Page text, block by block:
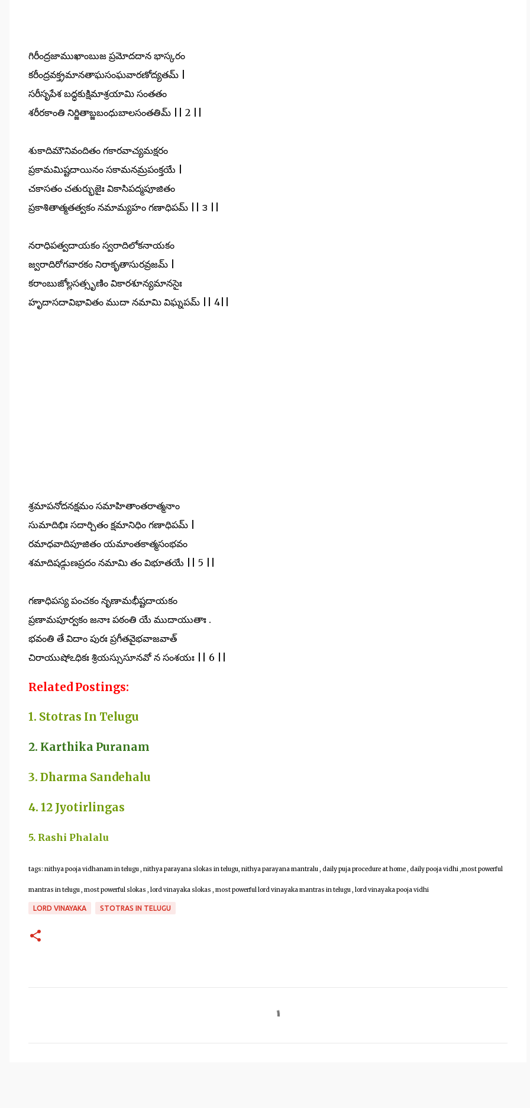
గిరీంద్రజాముఖాంబుజ ప్రమోదదాన భాస్కరం
కరీంద్రవక్త్రమానతాఘసంఘవారణోద్యతమ్ |
సరీసృపేశ బద్ధకుక్షిమాశ్రయామి సంతతం
శరీరకాంతి నిర్జితాబ్జబంధుబాలసంతతిమ్ || 2 ||
శుకాదిమౌనివందితం గకారవాచ్యమక్షరం
ప్రకామమిష్టదాయినం సకామనమ్రపంక్తయే |
చకాసతం చతుర్భుజైః వికాసిపద్మపూజితం
ప్రకాశితాత్మతత్వకం నమామ్యహం గణాధిపమ్ || ౩ ||
నరాధిపత్వదాయకం స్వరాదిలోకనాయకం
జ్వరాదిరోగవారకం నిరాకృతాసురవ్రజమ్ |
కరాంబుజోల్లసత్సృణిం వికారశూన్యమానసైః
హృదాసదావిభావితం ముదా నమామి విఘ్నపమ్ || 4||
శ్రమాపనోదనక్షమం సమాహితాంతరాత్మనాం
సుమాదిభిః సదార్చితం క్షమానిధిం గణాధిపమ్ |
రమాధవాదిపూజితం యమాంతకాత్మసంభవం
శమాదిషడ్గుణప్రదం నమామి తం విభూతయే || 5 ||
గణాధిపస్య పంచకం నృణామభీష్టదాయకం
ప్రణామపూర్వకం జనాః పఠంతి యే ముదాయుతాః .
భవంతి తే విదాం పురః ప్రగీతవైభవాజవాత్
చిరాయుషోఽధికః శ్రియస్సుసూనవో న సంశయః || 6 ||
Related Postings:
1. Stotras In Telugu
2. Karthika Puranam
3. Dharma Sandehalu
4. 12 Jyotirlingas
5. Rashi Phalalu
tags: nithya pooja vidhanam in telugu , nithya parayana slokas in telugu, nithya parayana mantralu , daily puja procedure at home , daily pooja vidhi ,most powerful
mantras in telugu , most powerful slokas , lord vinayaka slokas , most powerful lord vinayaka mantras in telugu , lord vinayaka pooja vidhi
LORD VINAYAKA STOTRAS IN TELUGU